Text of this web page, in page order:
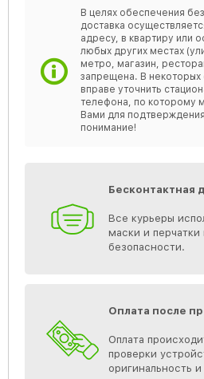
В целях обеспечения
доставка
адресу, в квартиру или
любых других местах
метро, магазин,
запрещена. В
вправе уточнить
телефона, по которому
Вами для
понимание!
Бесконтактная
Все курьеры
маски и
безопасности.
Оплата после
Оплата
проверки
оригинальность